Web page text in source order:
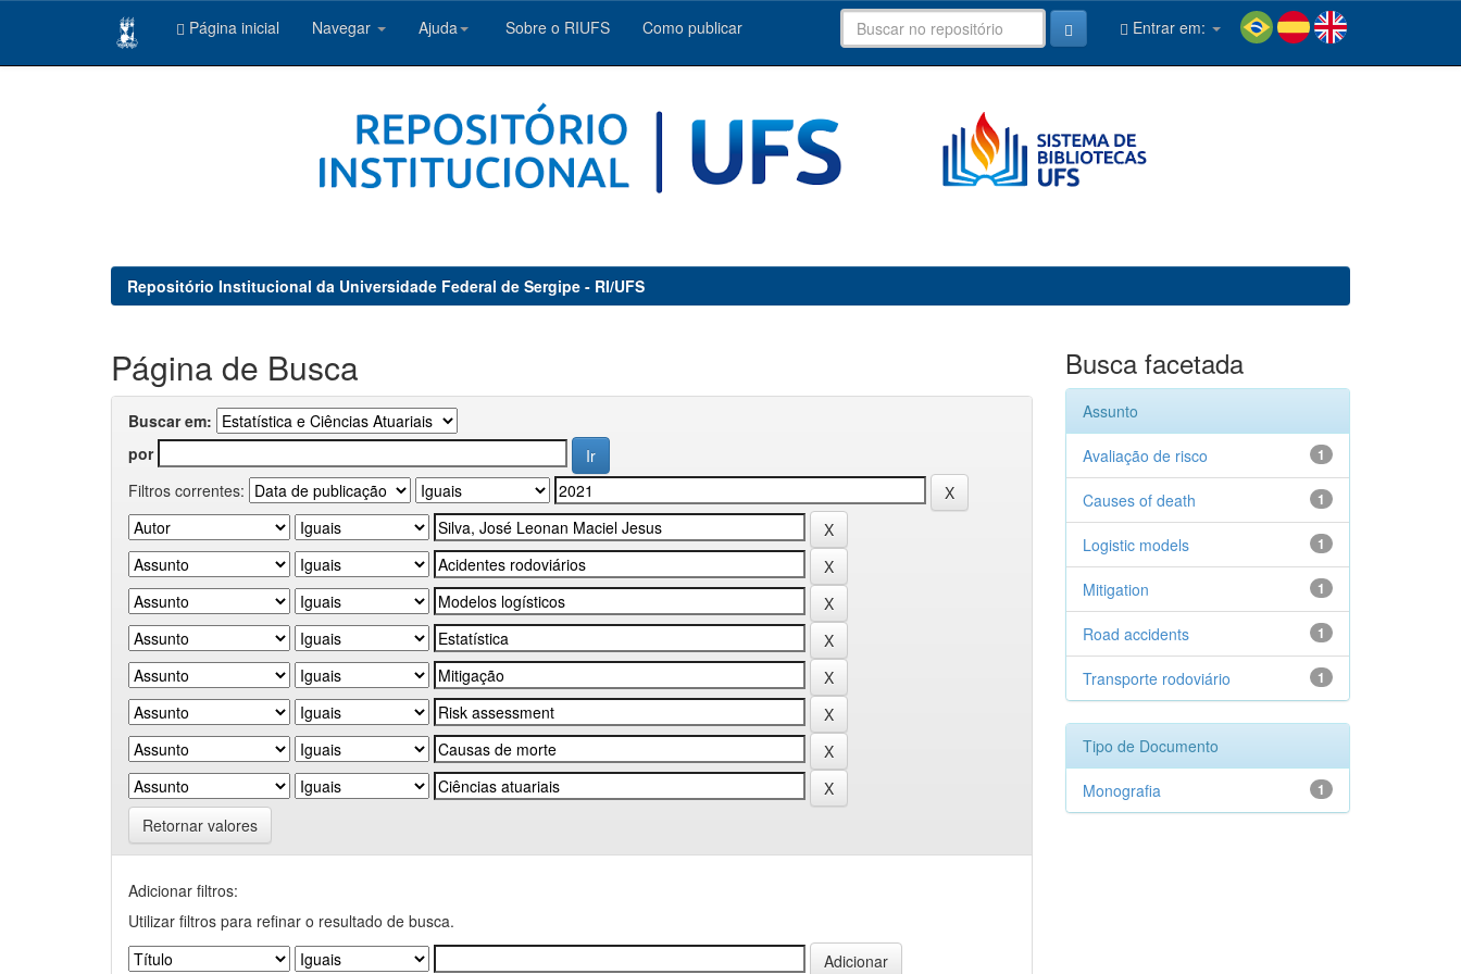
Página inicial Navegar Ajuda Sobre o RIUFS Como publicar Entrar em:
Repositório Institucional da Universidade Federal de Sergipe - RI/UFS
Página de Busca
Buscar em:
por
Filtros correntes:
Retornar valores
Adicionar filtros:
Utilizar filtros para refinar o resultado de busca.
Busca facetada
Assunto
1
Avaliação de risco
1
Causes of death
1
Logistic models
1
Mitigation
1
Road accidents
1
Transporte rodoviário
Tipo de Documento
1
Monografia